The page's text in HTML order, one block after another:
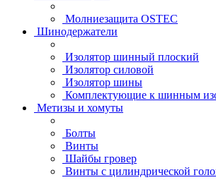
Молниезащита OSTEC
Шинодержатели
Изолятор шинный плоский
Изолятор силовой
Изолятор шины
Комплектующие к шинным
Метизы и хомуты
Болты
Винты
Шайбы гровер
Винты с цилиндрической